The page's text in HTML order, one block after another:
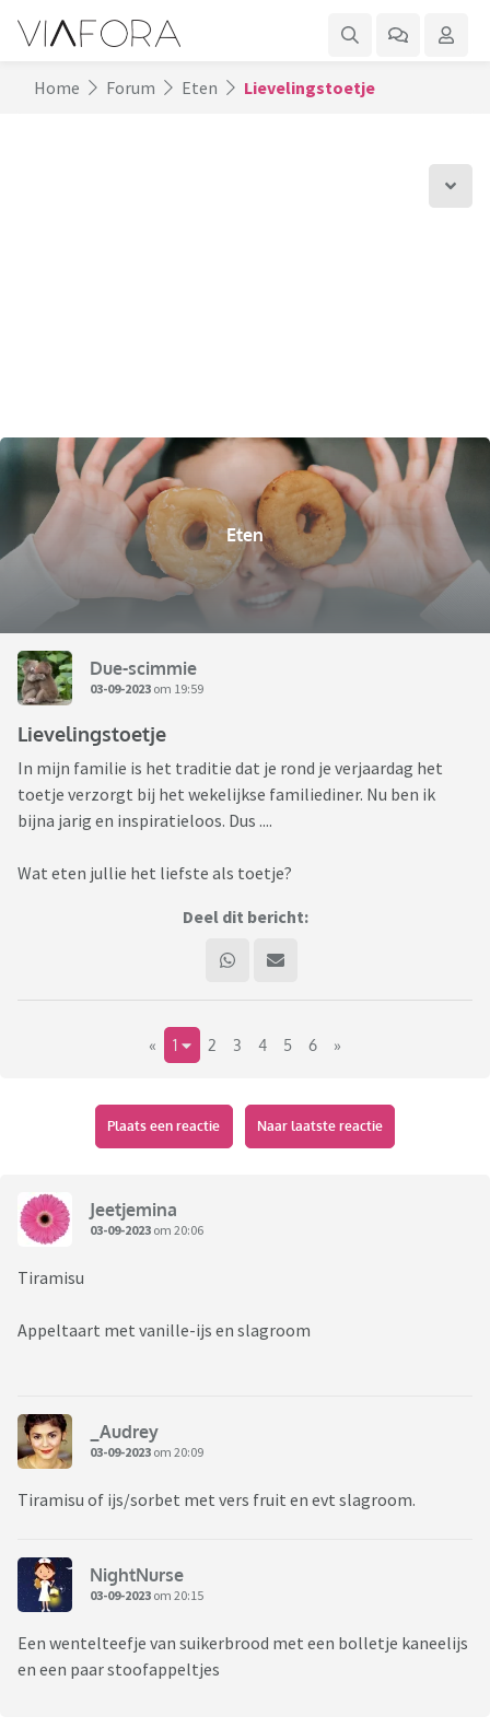
Home Forum Eten Lievelingstoetje
Eten
Due-scimmie
03-09-2023 om 19:59
Lievelingstoetje
In mijn familie is het traditie dat je rond je verjaardag het
toetje verzorgt bij het wekelijkse familiediner. Nu ben ik
bijna jarig en inspiratieloos. Dus ....
Wat eten jullie het liefste als toetje?
Deel dit bericht:
« 1 2 3 4 5 6 »
Plaats een reactie Naar laatste reactie
Jeetjemina
03-09-2023 om 20:06
Tiramisu
Appeltaart met vanille-ijs en slagroom
_Audrey
03-09-2023 om 20:09
Tiramisu of ijs/sorbet met vers fruit en evt slagroom.
NightNurse
03-09-2023 om 20:15
Een wentelteefje van suikerbrood met een bolletje kaneelijs
en een paar stoofappeltjes